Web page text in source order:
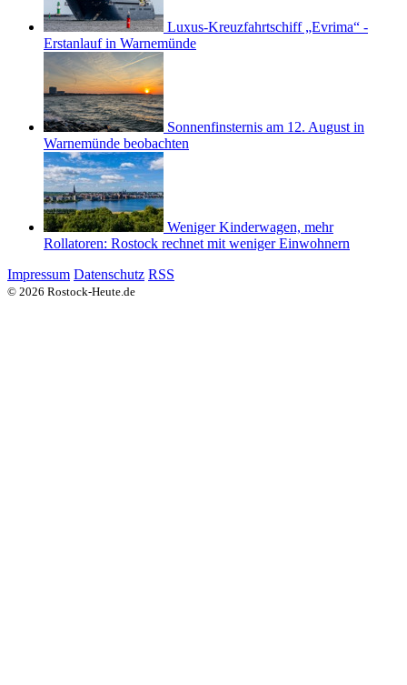
Luxus-Kreuzfahrtschiff „Evrima“ -
Erstanlauf in Warnemünde
Sonnenfinsternis am 12. August in
Warnemünde beobachten
Weniger Kinderwagen, mehr
Rollatoren: Rostock rechnet mit weniger Einwohnern
Impressum Datenschutz RSS
© 2026 Rostock-Heute.de